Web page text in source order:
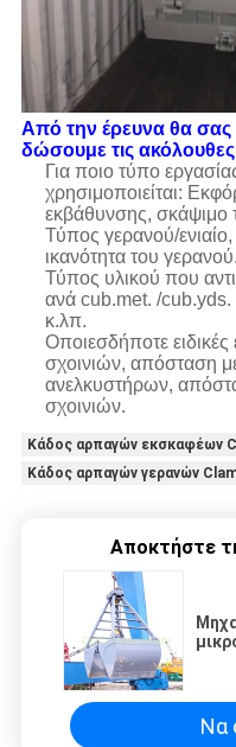
Από την έρευνα θα σας
δώσουμε τις
Για ποιο τύπο
χρησιμοποιείται:
εκβάθυνσης, σκάψιμο
Τύπος γερανού/
ικανότητα του γερανού.
Τύπος υλικού που
ανά cub.met. /cub.yds.
κ.λπ.
Οποιεσδήποτε ειδικές
σχοινιών, απόσταση
ανελκυστήρων,
σχοινιών.
Κάδος αρπαγών εκσκαφέων
Κάδος αρπαγών γερανών
Αποκτήστε
Να